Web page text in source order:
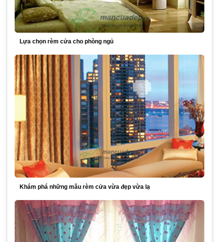
Lựa chọn rèm cửa cho phòng ngủ
Khám phá những mẫu rèm cửa vừa đẹp vừa lạ